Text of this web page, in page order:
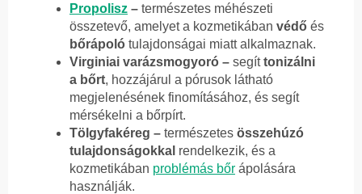
Propolisz – természetes méhészeti
összetevő, amelyet a kozmetikában védő és
bőrápoló tulajdonságai miatt alkalmaznak.
Virginiai varázsmogyoró – segíttonizálni
a bőrt, hozzájárul a pórusok látható
megjelenésének finomításához, és segít
mérsékelni a bőrpírt.
Tölgyfakéreg – természetes összehúzó
tulajdonságokkal rendelkezik, és a
kozmetikában problémás bőr ápolására
használják.